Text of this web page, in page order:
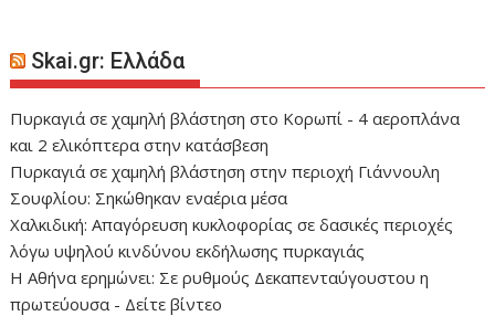
Skai.gr: Ελλάδα
Πυρκαγιά σε χαμηλή βλάστηση στο Κορωπί - 4 αεροπλάνα
και 2 ελικόπτερα στην κατάσβεση
Πυρκαγιά σε χαμηλή βλάστηση στην περιοχή Γιάννουλη
Σουφλίου: Σηκώθηκαν εναέρια μέσα
Χαλκιδική: Απαγόρευση κυκλοφορίας σε δασικές περιοχές
λόγω υψηλού κινδύνου εκδήλωσης πυρκαγιάς
Η Αθήνα ερημώνει: Σε ρυθμούς Δεκαπενταύγουστου η
πρωτεύουσα - Δείτε βίντεο